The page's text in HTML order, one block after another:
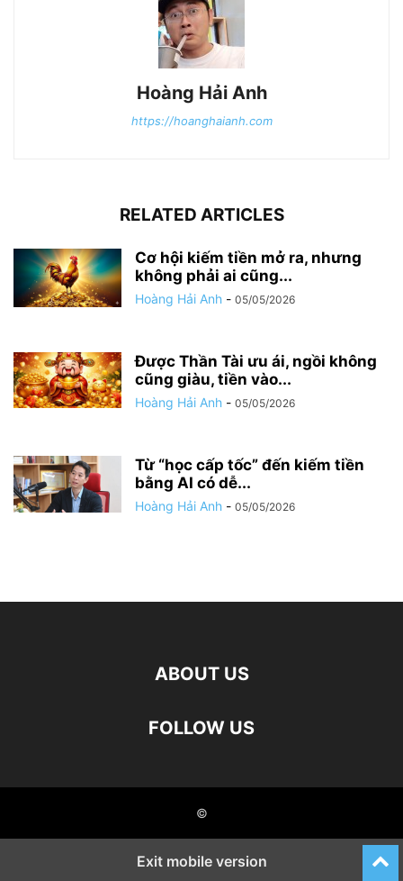
Hoàng Hải Anh
https://hoanghaianh.com
RELATED ARTICLES
Cơ hội kiếm tiền mở ra, nhưng
không phải ai cũng...
Hoàng Hải Anh - 05/05/2026
Được Thần Tài ưu ái, ngồi không
cũng giàu, tiền vào...
Hoàng Hải Anh - 05/05/2026
Từ “học cấp tốc” đến kiếm tiền
bằng AI có dễ...
Hoàng Hải Anh - 05/05/2026
ABOUT US
FOLLOW US
©
Exit mobile version